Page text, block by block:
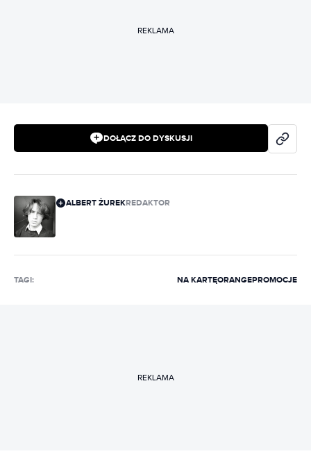
REKLAMA
DOŁĄCZ DO DYSKUSJI
ALBERT ŻUREKREDAKTOR
TAGI: NA KARTĘORANGEPROMOCJE
REKLAMA